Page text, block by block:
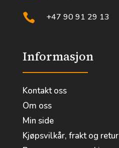
 +47 90 91 29 13
Informasjon
Kontakt oss
Om oss
Min side
Kjøpsvilkår, frakt og retur